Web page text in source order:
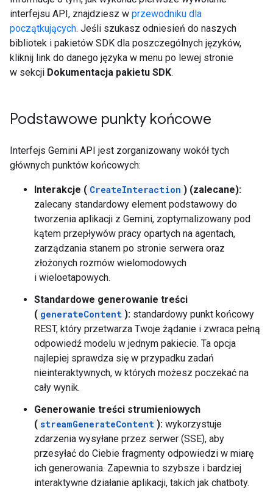
interfejsu API, znajdziesz w przewodniku dla
początkujących. Jeśli szukasz odniesień do naszych
bibliotek i pakietów SDK dla poszczególnych języków,
kliknij link do danego języka w menu po lewej stronie
w sekcji Dokumentacja pakietu SDK.
Podstawowe punkty końcowe
Interfejs Gemini API jest zorganizowany wokół tych
głównych punktów końcowych:
Interakcje ( CreateInteraction ) (zalecane):
zalecany standardowy element podstawowy do
tworzenia aplikacji z Gemini, zoptymalizowany pod
kątem przepływów pracy opartych na agentach,
zarządzania stanem po stronie serwera oraz
złożonych rozmów wielomodowych
i wieloetapowych.
Standardowe generowanie treści
( generateContent ): standardowy punkt końcowy
REST, który przetwarza Twoje żądanie i zwraca pełną
odpowiedź modelu w jednym pakiecie. Ta opcja
najlepiej sprawdza się w przypadku zadań
nieinteraktywnych, w których możesz poczekać na
cały wynik.
Generowanie treści strumieniowych
( streamGenerateContent ): wykorzystuje
zdarzenia wysyłane przez serwer (SSE), aby
przesyłać do Ciebie fragmenty odpowiedzi w miarę
ich generowania. Zapewnia to szybsze i bardziej
interaktywne działanie aplikacji, takich jak chatboty.